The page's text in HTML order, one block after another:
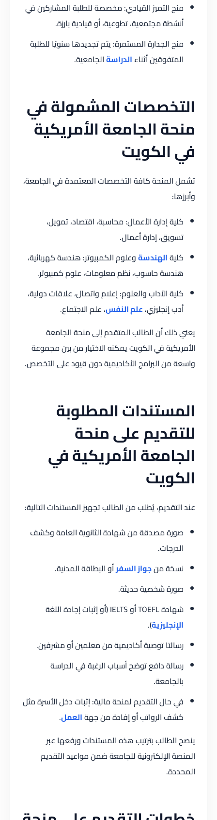
منح التميز القيادي: مخصصة للطلبة المشاركين في
أنشطة مجتمعية، تطوعية، أو قيادية بارزة.
منح الجدارة المستمرة: يتم تجديدها سنويًا للطلبة
المتفوقين أثناءالدراسةالجامعية.
التخصصات المشمولة في
منحة الجامعة الأمريكية
في الكويت
تشمل المنحة كافة التخصصات المعتمدة في الجامعة،
وأبرزها:
كلية إدارة الأعمال: محاسبة، اقتصاد، تمويل،
تسويق، إدارة أعمال.
كليةالهندسةوعلوم الكمبيوتر: هندسة كهربائية،
هندسة حاسوب، نظم معلومات، علوم كمبيوتر.
كلية الآداب والعلوم: إعلام واتصال، علاقات دولية،
أدب إنجليزي،علم النفس، علم الاجتماع.
يعني ذلك أن الطالب المتقدم إلى منحة الجامعة
الأمريكية في الكويت يمكنه الاختيار من بين مجموعة
واسعة من البرامج الأكاديمية دون قيود على التخصص.
المستندات المطلوبة
للتقديم على منحة
الجامعة الأمريكية في
الكويت
عند التقديم، يُطلب من الطالب تجهيز المستندات التالية:
صورة مصدقة من شهادة الثانوية العامة وكشف
الدرجات.
نسخة منجواز السفرأو البطاقة المدنية.
صورة شخصية حديثة.
شهادة TOEFL أو IELTS (أو إثبات إجادة اللغة
الإنجليزية).
رسالتا توصية أكاديمية من معلمين أو مشرفين.
رسالة دافع توضح أسباب الرغبة في الدراسة
بالجامعة.
في حال التقديم لمنحة مالية: إثبات دخل الأسرة مثل
كشف الرواتب أو إفادة من جهةالعمل.
ينصح الطالب بترتيب هذه المستندات ورفعها عبر
المنصة الإلكترونية للجامعة ضمن مواعيد التقديم
المحددة.